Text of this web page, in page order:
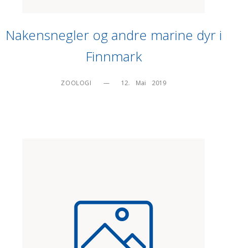
Nakensnegler og andre marine dyr i
Finnmark
ZOOLOGI — 12.    Mai    2019